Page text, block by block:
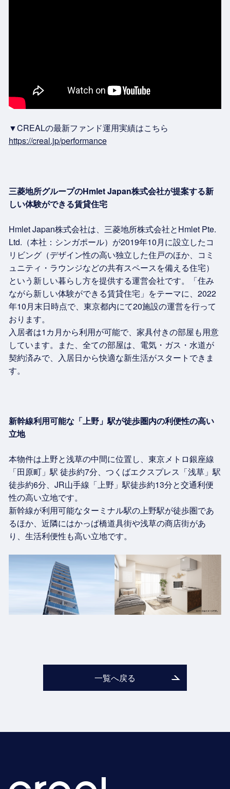
▼CREALの最新ファンド運用実績はこちら
https://creal.jp/performance
三菱地所グループのHmlet Japan株式会社が提案する新
しい体験ができる賃貸住宅
Hmlet Japan株式会社は、三菱地所株式会社とHmlet Pte.
Ltd.（本社：シンガポール）が2019年10月に設立したコ
リビング（デザイン性の高い独立した住戸のほか、コミ
ュニティ・ラウンジなどの共有スペースを備える住宅）
という新しい暮らし方を提供する運営会社です。「住み
ながら新しい体験ができる賃貸住宅」をテーマに、2022
年10月末日時点で、東京都内にて20施設の運営を行って
おります。
入居者は1カ月から利用が可能で、家具付きの部屋も用意
しています。また、全ての部屋は、電気・ガス・水道が
契約済みで、入居日から快適な新生活がスタートできま
す。
新幹線利用可能な「上野」駅が徒歩圏内の利便性の高い
立地
本物件は上野と浅草の中間に位置し、東京メトロ銀座線
「田原町」駅 徒歩約7分、つくばエクスプレス「浅草」駅
徒歩約6分、JR山手線「上野」駅徒歩約13分と交通利便
性の高い立地です。
新幹線が利用可能なターミナル駅の上野駅が徒歩圏であ
るほか、近隣にはかっぱ橋道具街や浅草の商店街があ
り、生活利便性も高い立地です。
一覧へ戻る